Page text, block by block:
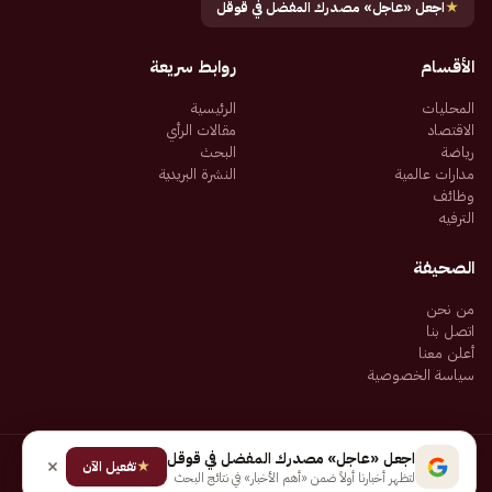
★اجعل «عاجل» مصدرك المفضل في قوقل
الأقسام
المحليات
الاقتصاد
رياضة
مدارات عالمية
وظائف
الترفيه
روابط سريعة
الرئيسية
مقالات الرأي
البحث
النشرة البريدية
الصحيفة
من نحن
اتصل بنا
أعلن معنا
سياسة الخصوصية
جميع الحقوق محفوظة لـ شركة إيجاز للنشر الإلكتروني المالكة لصحيفة عاجل
سياسة الخصوصيةشروط الاستخدام
اجعل «عاجل» مصدرك المفضل في قوقل
لتظهر أخبارنا أولاً ضمن «أهم الأخبار» في نتائج البحث
★تفعيل الآن